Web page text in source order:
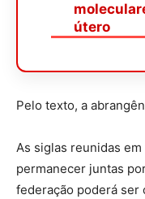
útero
Pelo texto, a
As siglas reunidas
permanecer juntas
federação poderá ser